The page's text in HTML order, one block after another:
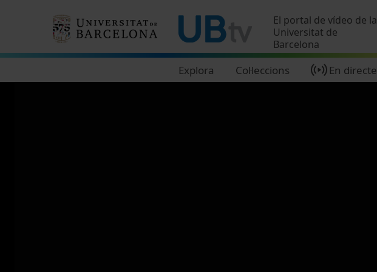
El portal de vídeo de la
Universitat de
Barcelona
Explora Col·leccions En directe